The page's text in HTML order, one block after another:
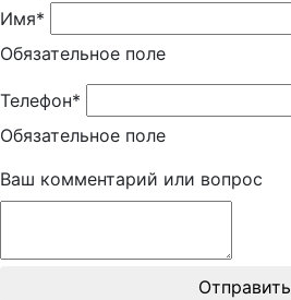
Имя*
Обязательное поле
Телефон*
Обязательное поле
Ваш комментарий или вопрос
Отправить